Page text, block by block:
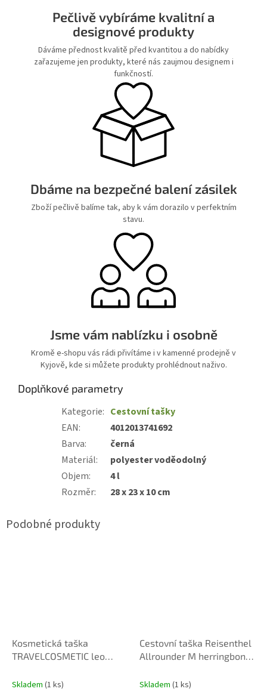
Pečlivě vybíráme kvalitní a
designové produkty
Dáváme přednost kvalitě před kvantitou a do nabídky
zařazujeme jen produkty, které nás zaujmou designem i
funkčností.
Dbáme na bezpečné balení zásilek
Zboží pečlivě balíme tak, aby k vám dorazilo v perfektním
stavu.
Jsme vám nablízku i osobně
Kromě e-shopu vás rádi přivítáme i v kamenné prodejně v
Kyjově, kde si můžete produkty prohlédnout naživo.
Doplňkové parametry
Kategorie: Cestovní tašky
EAN:
4012013741692
Barva:
černá
Materiál:
polyester voděodolný
Objem:
4 l
Rozměr: 28 x 23 x 10 cm
Kosmetická taška
TRAVELCOSMETIC leo
Skladem (1 ks)
Cestovní taška Reisenthel
Allrounder M herringbone
Skladem (1 ks)